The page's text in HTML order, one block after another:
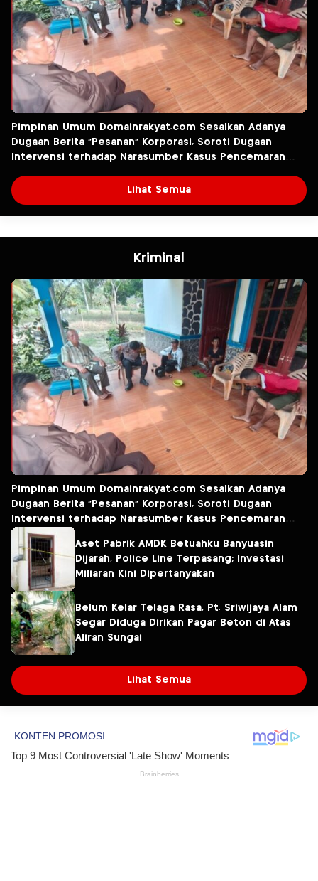
Pimpinan Umum Domainrakyat.com Sesalkan Adanya
Dugaan Berita “Pesanan” Korporasi, Soroti Dugaan
Intervensi terhadap Narasumber Kasus Pencemaran
Lihat Semua
Kriminal
Pimpinan Umum Domainrakyat.com Sesalkan Adanya
Dugaan Berita “Pesanan” Korporasi, Soroti Dugaan
Intervensi terhadap Narasumber Kasus Pencemaran
Lingkungan
Aset Pabrik AMDK Betuahku Banyuasin
Dijarah, Police Line Terpasang; Investasi
Miliaran Kini Dipertanyakan
Belum Kelar Telaga Rasa, Pt. Sriwijaya Alam
Segar Diduga Dirikan Pagar Beton di Atas
Aliran Sungai
Lihat Semua